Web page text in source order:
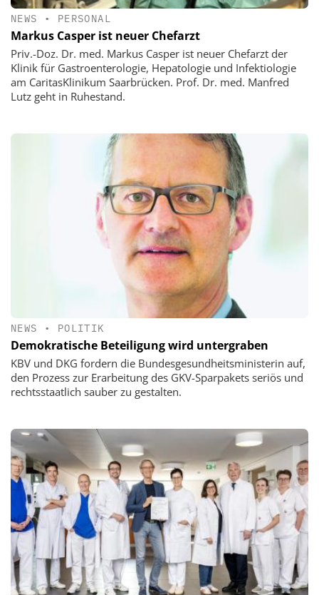
NEWS • PERSONAL
Markus Casper ist neuer Chefarzt
Priv.-Doz. Dr. med. Markus Casper ist neuer Chefarzt der
Klinik für Gastroenterologie, Hepatologie und Infektiologie
am CaritasKlinikum Saarbrücken. Prof. Dr. med. Manfred
Lutz geht in Ruhestand.
NEWS • POLITIK
Demokratische Beteiligung wird untergraben
KBV und DKG fordern die Bundesgesundheitsministerin auf,
den Prozess zur Erarbeitung des GKV-Sparpakets seriös und
rechtsstaatlich sauber zu gestalten.